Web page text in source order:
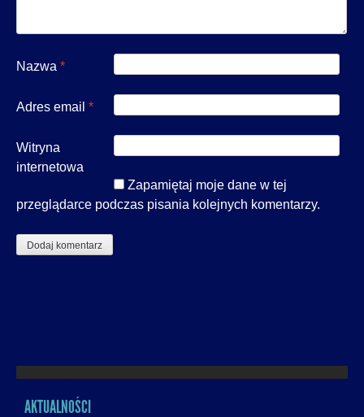
Nazwa *
Adres email *
Witryna
internetowa
Zapamiętaj moje dane w tej
przeglądarce podczas pisania kolejnych komentarzy.
AKTUALNOŚCI